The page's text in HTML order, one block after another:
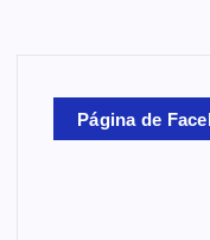
Página de